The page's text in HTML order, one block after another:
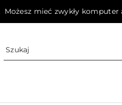
Możesz mieć zwykły